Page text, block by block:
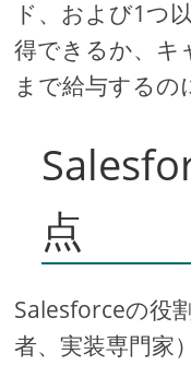
ド、および1つ
得できるか、キ
まで給与するの
点
Salesforceの役
者、実装専門家